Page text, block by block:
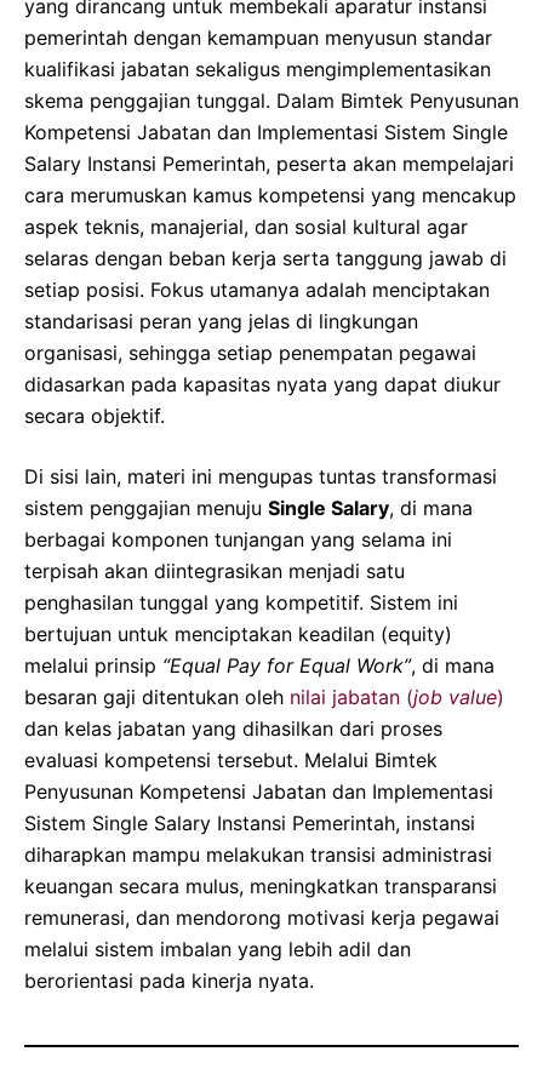
yang dirancang untuk membekali aparatur instansi
pemerintah dengan kemampuan menyusun standar
kualifikasi jabatan sekaligus mengimplementasikan
skema penggajian tunggal. Dalam Bimtek Penyusunan
Kompetensi Jabatan dan Implementasi Sistem Single
Salary Instansi Pemerintah, peserta akan mempelajari
cara merumuskan kamus kompetensi yang mencakup
aspek teknis, manajerial, dan sosial kultural agar
selaras dengan beban kerja serta tanggung jawab di
setiap posisi. Fokus utamanya adalah menciptakan
standarisasi peran yang jelas di lingkungan
organisasi, sehingga setiap penempatan pegawai
didasarkan pada kapasitas nyata yang dapat diukur
secara objektif.
Di sisi lain, materi ini mengupas tuntas transformasi
sistem penggajian menuju Single Salary, di mana
berbagai komponen tunjangan yang selama ini
terpisah akan diintegrasikan menjadi satu
penghasilan tunggal yang kompetitif. Sistem ini
bertujuan untuk menciptakan keadilan (equity)
melalui prinsip “Equal Pay for Equal Work”, di mana
besaran gaji ditentukan oleh nilai jabatan (job value)
dan kelas jabatan yang dihasilkan dari proses
evaluasi kompetensi tersebut. Melalui Bimtek
Penyusunan Kompetensi Jabatan dan Implementasi
Sistem Single Salary Instansi Pemerintah, instansi
diharapkan mampu melakukan transisi administrasi
keuangan secara mulus, meningkatkan transparansi
remunerasi, dan mendorong motivasi kerja pegawai
melalui sistem imbalan yang lebih adil dan
berorientasi pada kinerja nyata.